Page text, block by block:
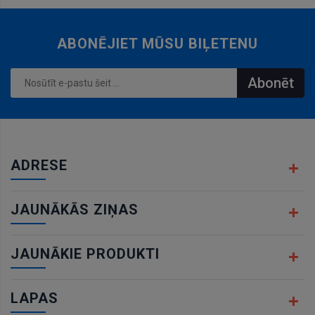
ABONĒJIET MŪSU BIĻETENU
Abonēt
ADRESE
JAUNĀKĀS ZIŅAS
JAUNĀKIE PRODUKTI
LAPAS